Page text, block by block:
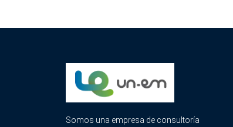
Somos una empresa de consultoría